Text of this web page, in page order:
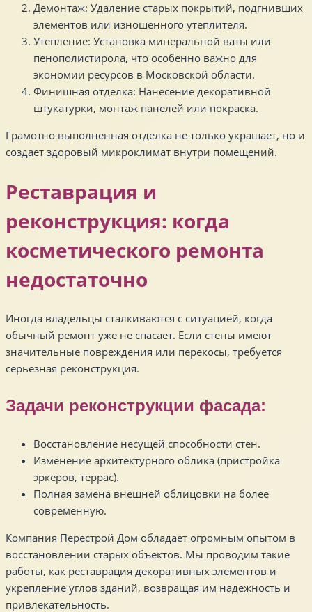
Демонтаж: Удаление старых покрытий, подгнивших
элементов или изношенного утеплителя.
Утепление: Установка минеральной ваты или
пенополистирола, что особенно важно для
экономии ресурсов в Московской области.
Финишная отделка: Нанесение декоративной
штукатурки, монтаж панелей или покраска.
Грамотно выполненная отделка не только украшает, но и
создает здоровый микроклимат внутри помещений.
Реставрация и
реконструкция: когда
косметического ремонта
недостаточно
Иногда владельцы сталкиваются с ситуацией, когда
обычный ремонт уже не спасает. Если стены имеют
значительные повреждения или перекосы, требуется
серьезная реконструкция.
Задачи реконструкции фасада:
Восстановление несущей способности стен.
Изменение архитектурного облика (пристройка
эркеров, террас).
Полная замена внешней облицовки на более
современную.
Компания Перестрой Дом обладает огромным опытом в
восстановлении старых объектов. Мы проводим такие
работы, как реставрация декоративных элементов и
укрепление углов зданий, возвращая им надежность и
привлекательность.